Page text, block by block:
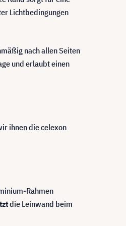
Lichtbedingungen
nach allen Seiten
und erlaubt einen
ihnen die celexon
Rahmen
die Leinwand beim